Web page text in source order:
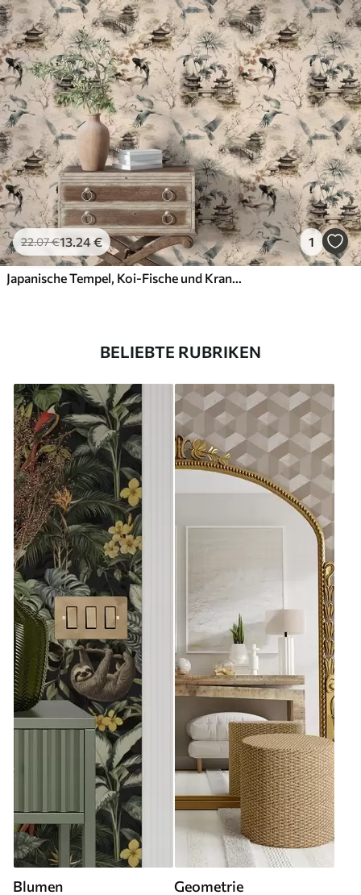
22.07€13.24€ 1
Japanische Tempel, Koi-Fische und Kraniche vor einem sanften Hintergrund
BELIEBTE RUBRIKEN
Blumen Geometrie